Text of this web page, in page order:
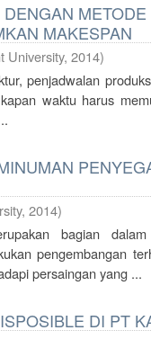
MAKESPAN
University, 2014)
penjadwalan
waktu harus
, 2014)
bagian
pengembangan
persaingan yang ...
DI PT